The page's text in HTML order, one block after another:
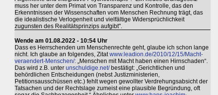
muss her unter dem Primat von Transparenz und Kontrolle, das den
Erkenntnissen der Wissenschaften vom Menschen Rechnung trägt, das
die idealistische Verlogenheit und vielfältige Widersprüchlichkeit
zugunsten des Realitätsprinzips aufgibt".
Wende am 01.08.2022 - 10:54 Uhr
Dass es Herrschenden um Menschenrechte geht, glaube ich schon lange
nicht. Ich glaube an folgendes, Zitatwww.leadion.de/2010/12/15/Macht-
veraendert-Menschen/: „Menschen mit Macht haben einen Hirnschaden“.
Das wird z.B. unter unschuldige.net/bestätigt: „Gerichtlichen und
behördlichen Entscheidungen (nebst Justizministerien,
Petitionsausschüssen etc.) fehlt wegen gewollter Verdrehungsabsicht der
Tatsachen und der Rechtslage zumeist eine plausible Begründung, oft